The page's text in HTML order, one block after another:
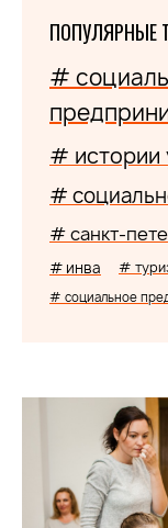
ПОПУЛЯРНЫЕ
#
# истории
#
# санкт-
# инва #
# социальное